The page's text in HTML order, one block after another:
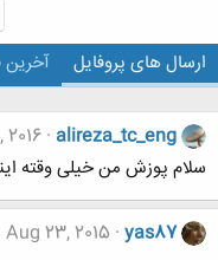
ارسال های پروفایل آخرین
alireza_tc_eng
سلام پوزش من خیلی وقته
yas87
Aug 23, 2015